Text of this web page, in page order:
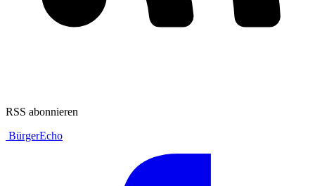
RSS abonnieren
BürgerEcho